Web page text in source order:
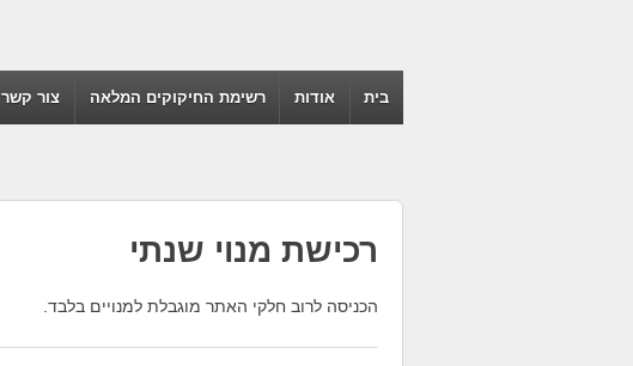
בית אודות רשימת החיקוקים המלאה צור קשר
רכישת מנוי שנתי
הכניסה לרוב חלקי האתר מוגבלת למנויים בלבד.